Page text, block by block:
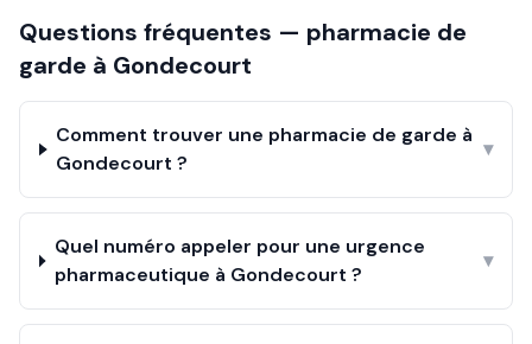
Questions fréquentes — pharmacie de
garde à Gondecourt
Comment trouver une pharmacie de garde à
Gondecourt ?
▾
Quel numéro appeler pour une urgence
pharmaceutique à Gondecourt ?
▾